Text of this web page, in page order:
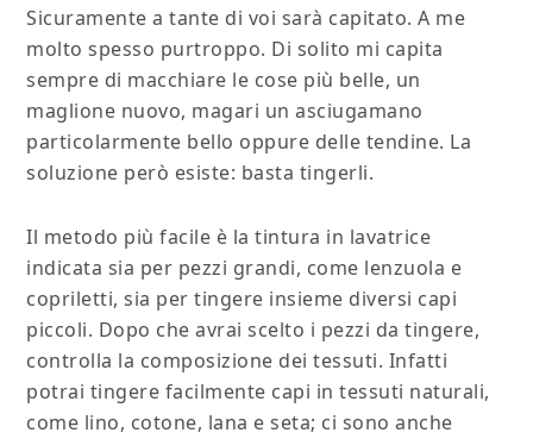
Sicuramente a tante di voi sarà capitato. A me
molto spesso purtroppo. Di solito mi capita
sempre di macchiare le cose più belle, un
maglione nuovo, magari un asciugamano
particolarmente bello oppure delle tendine. La
soluzione però esiste: basta tingerli.
Il metodo più facile è la tintura in lavatrice
indicata sia per pezzi grandi, come lenzuola e
copriletti, sia per tingere insieme diversi capi
piccoli. Dopo che avrai scelto i pezzi da tingere,
controlla la composizione dei tessuti. Infatti
potrai tingere facilmente capi in tessuti naturali,
come lino, cotone, lana e seta; ci sono anche